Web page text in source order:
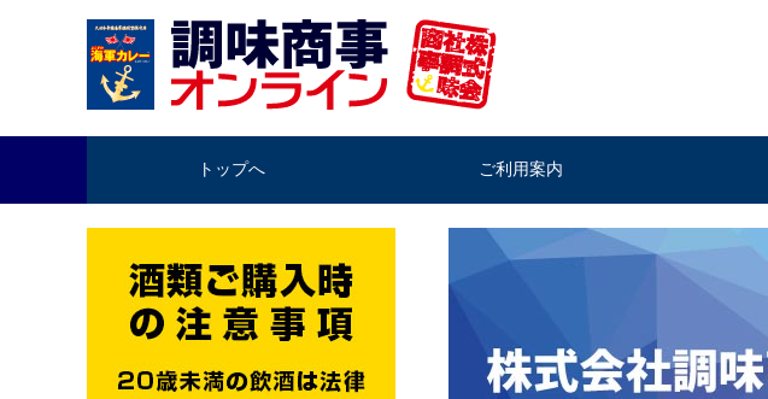
トップへ ご利用案内